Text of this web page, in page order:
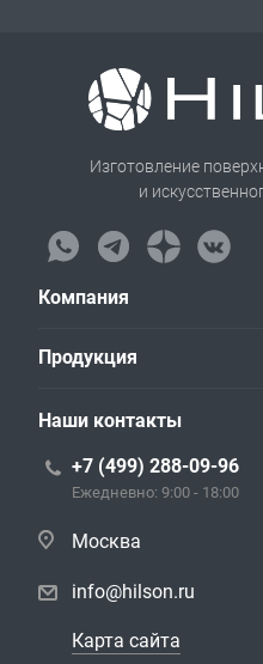
Изготовление
и
Компания
Продукция
Наши контакты
+7 (499) 288-09-96
Ежедневно: 9:00 - 18:00
Москва
info@hilson.ru
Карта сайта